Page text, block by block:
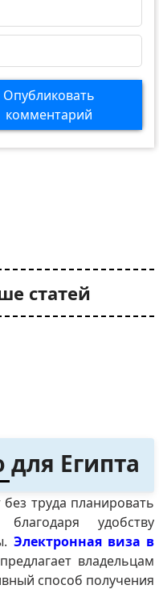
Опубликовать
комментарий
статей
Египта
труда планировать
удобству
Электронная виза в
владельцам
способ получения